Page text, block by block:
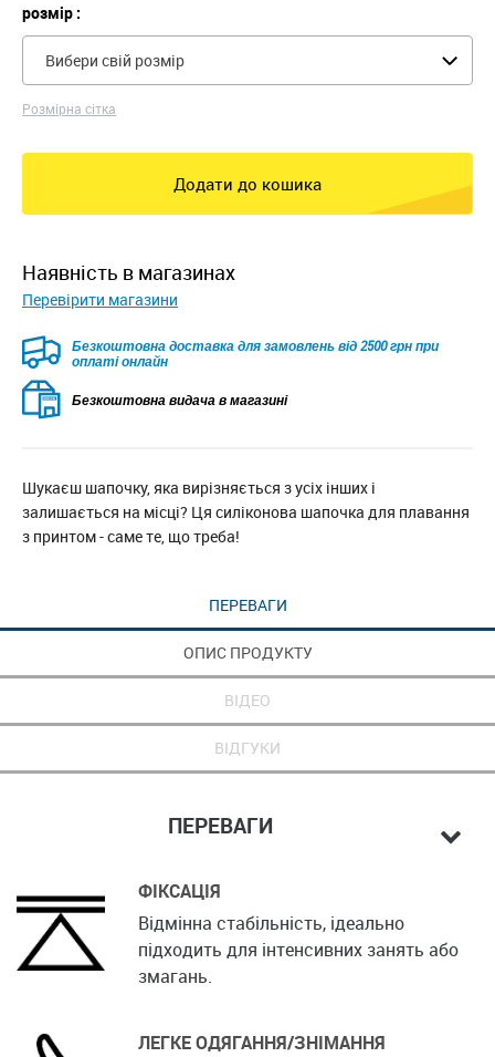
розмір :
Вибери свій розмір
Розмірна сітка
Додати до кошика
наявність в магазинах
Перевірити магазини
Безкоштовна доставка для замовлень від 2500 грн при
оплаті онлайн
Безкоштовна видача в магазині
Шукаєш шапочку, яка вирізняється з усіх інших і
залишається на місці? Ця силіконова шапочка для плавання
з принтом - саме те, що треба!
ПЕРЕВАГИ
ОПИС ПРОДУКТУ
ВІДЕО
ВІДГУКИ
ПЕРЕВАГИ
ФІКСАЦІЯ
Відмінна стабільність, ідеально
підходить для інтенсивних занять або
змагань.
ЛЕГКЕ ОДЯГАННЯ/ЗНІМАННЯ